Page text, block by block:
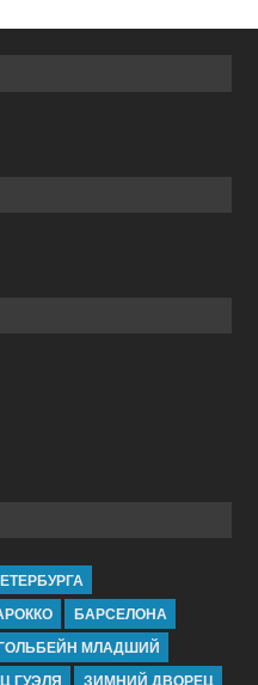
БАРСЕЛОНА
МЛАДШИЙ
ГУЭЛЯ ЗИМНИЙ ДВОРЕЦ